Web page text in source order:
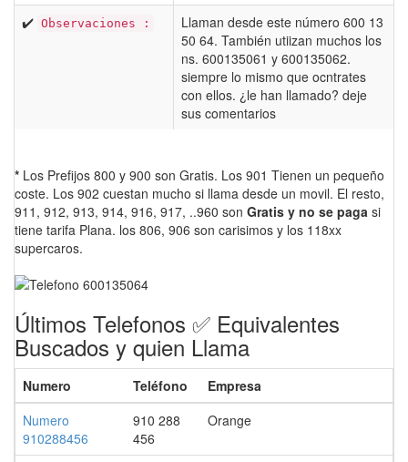
✔️ Observaciones :
Llaman desde este número 600 13
50 64. También utiizan muchos los
ns. 600135061 y 600135062.
siempre lo mismo que ocntrates
con ellos. ¿le han llamado? deje
sus comentarios
* Los Prefijos 800 y 900 son Gratis. Los 901 Tienen un pequeño
coste. Los 902 cuestan mucho si llama desde un movil. El resto,
911, 912, 913, 914, 916, 917, ..960 son Gratis y no se paga si
tiene tarifa Plana. los 806, 906 son carisimos y los 118xx
supercaros.
Últimos Telefonos ✅ Equivalentes
Buscados y quien Llama
Numero Teléfono
Empresa
Numero
910288456
910 288
456
Orange